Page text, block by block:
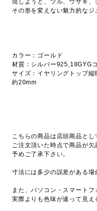
現しようと、ツル、ウサギ
その形を変えない魅力的なジ
カラー：ゴールド
材質：シルバー925,18GYG
サイズ：イヤリングトップ
約20mm
こちらの商品は店頭商品とし
ご注文頂いた時点で商品が欠
予めご了承下さい。
寸法には多少の誤差がある場
また、パソコン・スマートフ
実際よりも色味が違って見え